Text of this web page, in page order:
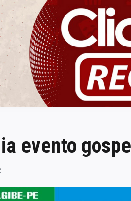
ClickREC
evento gospel